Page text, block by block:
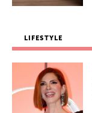
LIFESTYLE